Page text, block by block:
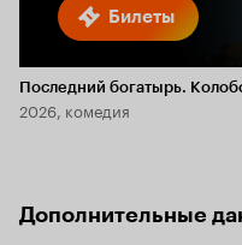
Билеты
Последний богатырь.
2026, комедия
Дополнительные